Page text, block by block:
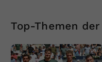
Top-Themen